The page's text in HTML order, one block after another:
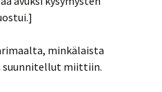
minkälaista
suunnitellut miittiin.